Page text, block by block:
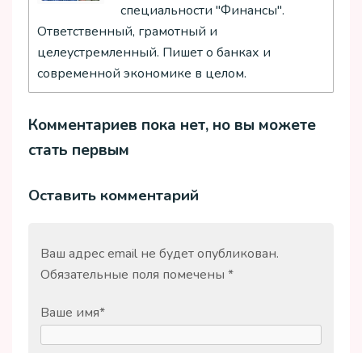
специальности "Финансы".
Ответственный, грамотный и
целеустремленный. Пишет о банках и
современной экономике в целом.
Комментариев пока нет, но вы можете
стать первым
Оставить комментарий
Ваш адрес email не будет опубликован.
Обязательные поля помечены *
Ваше имя*